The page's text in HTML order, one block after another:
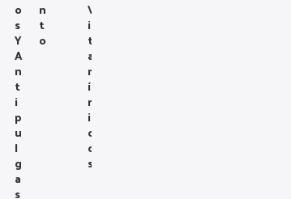
O
S
Y
A
N
T
I
P
U
L
G
A
S
N
T
O
V
I
T
A
M
Í
N
I
C
O
S